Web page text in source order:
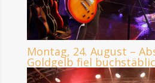
Montag, 24. August –
Goldgelb fiel